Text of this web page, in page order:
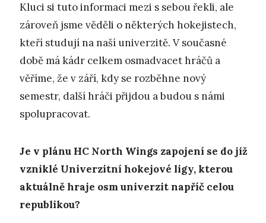
Kluci si tuto informaci mezi s sebou řekli, ale
zároveň jsme věděli o některých hokejistech,
kteří studují na naší univerzitě. V současné
době má kádr celkem osmadvacet hráčů a
věříme, že v září, kdy se rozběhne nový
semestr, další hráči přijdou a budou s námi
spolupracovat.
Je v plánu HC North Wings zapojení se do již
vzniklé Univerzitní hokejové ligy, kterou
aktuálně hraje osm univerzit napříč celou
republikou?